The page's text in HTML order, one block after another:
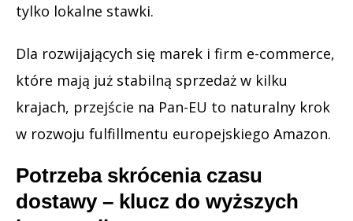
tylko lokalne stawki.
Dla rozwijających się marek i firm e-commerce,
które mają już stabilną sprzedaż w kilku
krajach, przejście na Pan-EU to naturalny krok
w rozwoju fulfillmentu europejskiego Amazon.
Potrzeba skrócenia czasu
dostawy – klucz do wyższych